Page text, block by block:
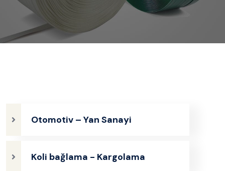
Otomotiv – Yan Sanayi
Koli bağlama - Kargolama